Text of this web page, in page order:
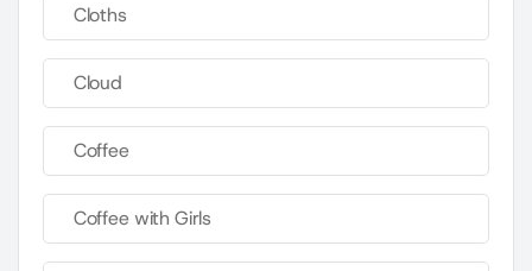
Cloths
Cloud
Coffee
Coffee with Girls